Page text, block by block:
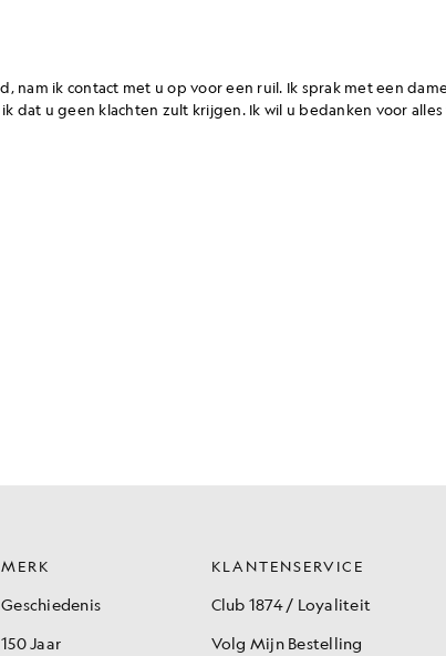
MERK
Geschiedenis
150 Jaar
KLANTENSERVICE
Club 1874 / Loyaliteit
Volg Mijn Bestelling